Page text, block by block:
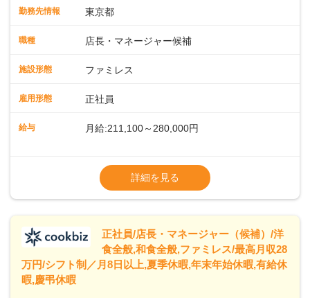
入社後はスキルに合わせた業務からお任せしますので、徐々
向上を目指すDX推進～ ◆すかいらーくのレストランでは、
スタッフの働きやすさをサポートしています。配膳ロボット
や歩行数が約40%も削減されました！また、配膳ロボットに
なDX（デジタルトランスフォーメーション）の取り組みを進
います。私たちは、多様な働き方を提供し、ライフステージ
に合わせた柔軟な勤務時間や働きやすい環境を整えていま
います。
勤務先情報 東京都
職種 店長・マネージャー候補
施設形態 ファミレス
雇用形態 正社員
給与 月給:211,100～280,000円
※残業代全額支給
※経験に応じて応相談①ナショナル社員：月
給245,800円～②エリア社員 ：月給
詳細を見る
正社員/店長・マネージャー（候補）/洋
食全般,和食全般,ファミレス/最高月収28
万円/シフト制／月8日以上,夏季休暇,年末年始休暇,有給休
暇,慶弔休暇